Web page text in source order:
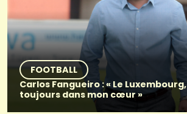
FOOTBALL
Carlos Fangueiro : « Le Luxembourg,
toujours dans mon cœur »